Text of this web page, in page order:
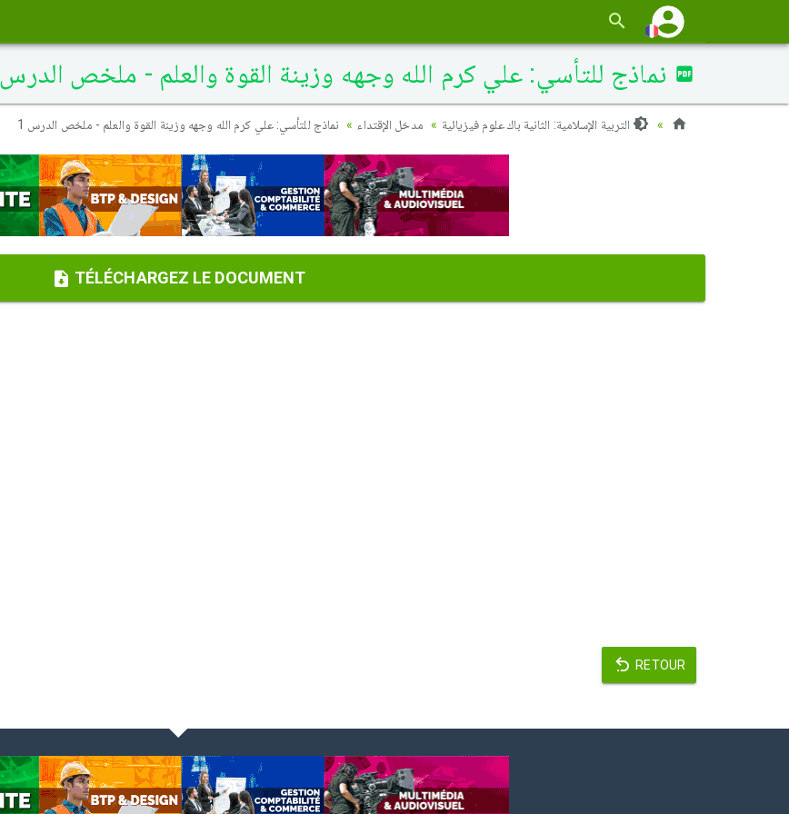
نماذج للتأسي: علي كرم الله وجهه وزينة القوة والعلم - ملخص الدرس 1
التربية الإسلامية: الثانية باك علوم فيزيائية مدخل الإقتداء نماذج للتأسي: علي كرم الله وجهه وزينة القوة والعلم - ملخص الدرس 1
TÉLÉCHARGEZ LE DOCUMENT
RETOUR